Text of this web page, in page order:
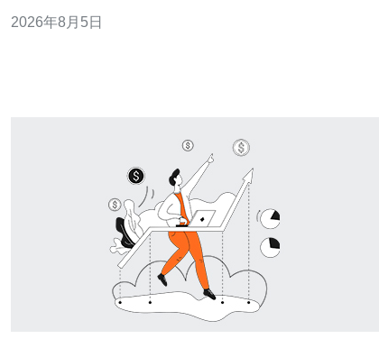
求。通过在VPS与主机上实施分级安全策略、结合全球与
2026年8月5日